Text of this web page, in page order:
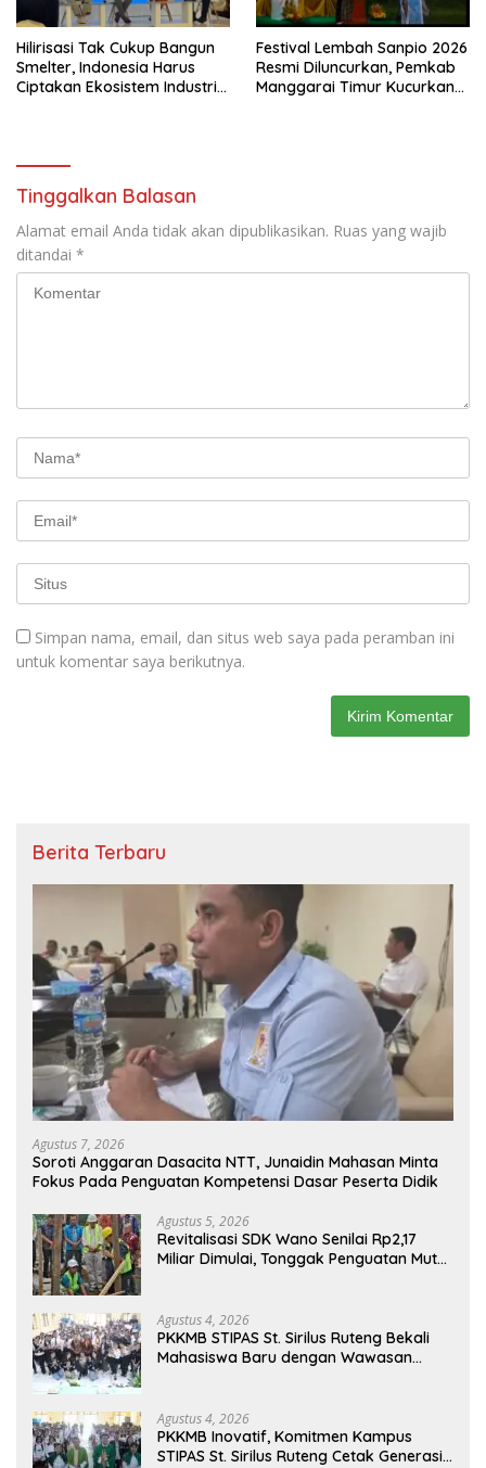
Hilirisasi Tak Cukup Bangun
Smelter, Indonesia Harus
Ciptakan Ekosistem Industri
Festival Lembah Sanpio 2026
Resmi Diluncurkan, Pemkab
Manggarai Timur Kucurkan
Tinggalkan Balasan
Alamat email Anda tidak akan dipublikasikan. Ruas yang wajib
ditandai *
Simpan nama, email, dan situs web saya pada peramban ini
untuk komentar saya berikutnya.
Berita Terbaru
Agustus 7, 2026
Soroti Anggaran Dasacita NTT, Junaidin Mahasan Minta
Fokus Pada Penguatan Kompetensi Dasar Peserta Didik
Agustus 5, 2026
Revitalisasi SDK Wano Senilai Rp2,17
Miliar Dimulai, Tonggak Penguatan Mutu
Agustus 4, 2026
PKKMB STIPAS St. Sirilus Ruteng Bekali
Mahasiswa Baru dengan Wawasan
Agustus 4, 2026
PKKMB Inovatif, Komitmen Kampus
STIPAS St. Sirilus Ruteng Cetak Generasi